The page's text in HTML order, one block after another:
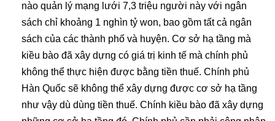
nào quản lý mạng lưới 7,3 triệu người này với ngân
sách chỉ khoảng 1 nghìn tỷ won, bao gồm tất cả ngân
sách của các thành phố và huyện. Cơ sở hạ tầng mà
kiều bào đã xây dựng có giá trị kinh tế mà chính phủ
không thể thực hiện được bằng tiền thuế. Chính phủ
Hàn Quốc sẽ không thể xây dựng được cơ sở hạ tầng
như vậy dù dùng tiền thuế. Chính kiều bào đã xây dựng